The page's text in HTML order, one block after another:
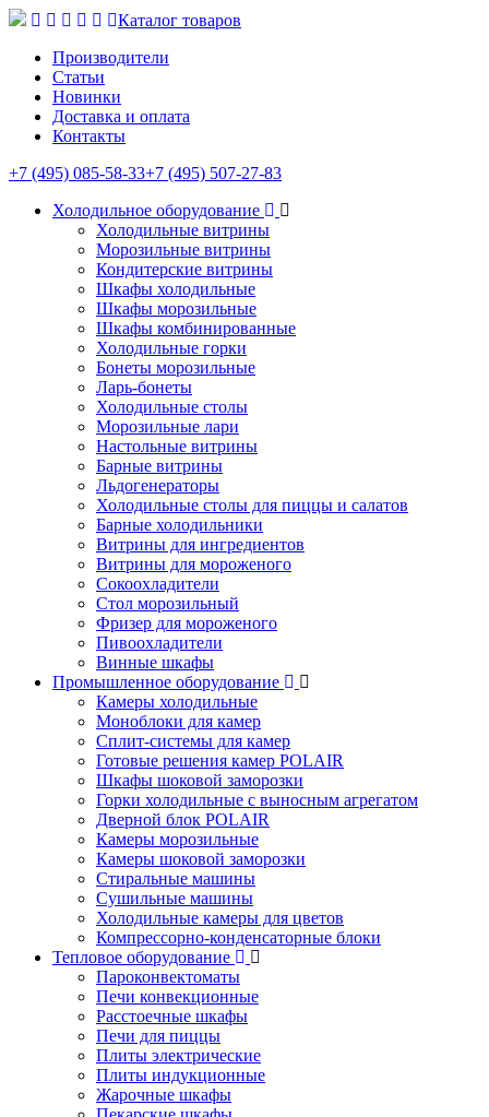
Каталог товаров
Производители
Статьи
Новинки
Доставка и оплата
Контакты
+7 (495) 085-58-33+7 (495) 507-27-83
Холодильное оборудование
Холодильные витрины
Морозильные витрины
Кондитерские витрины
Шкафы холодильные
Шкафы морозильные
Шкафы комбинированные
Холодильные горки
Бонеты морозильные
Ларь-бонеты
Холодильные столы
Морозильные лари
Настольные витрины
Барные витрины
Льдогенераторы
Холодильные столы для пиццы и салатов
Барные холодильники
Витрины для ингредиентов
Витрины для мороженого
Сокоохладители
Стол морозильный
Фризер для мороженого
Пивоохладители
Винные шкафы
Промышленное оборудование
Камеры холодильные
Моноблоки для камер
Сплит-системы для камер
Готовые решения камер POLAIR
Шкафы шоковой заморозки
Горки холодильные с выносным агрегатом
Дверной блок POLAIR
Камеры морозильные
Камеры шоковой заморозки
Стиральные машины
Сушильные машины
Холодильные камеры для цветов
Компрессорно-конденсаторные блоки
Тепловое оборудование
Пароконвектоматы
Печи конвекционные
Расстоечные шкафы
Печи для пиццы
Плиты электрические
Плиты индукционные
Жарочные шкафы